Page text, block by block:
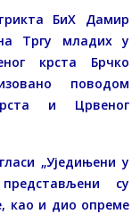
БиХ Дамир
Тргу младих у
крста Брчко
поводом
и Црвеног
„Уједињени у
су
као и дио опреме